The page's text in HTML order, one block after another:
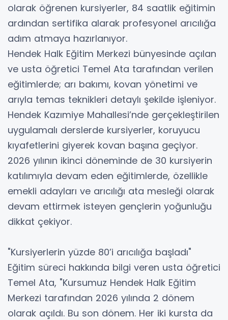
olarak öğrenen kursiyerler, 84 saatlik eğitimin
ardından sertifika alarak profesyonel arıcılığa
adım atmaya hazırlanıyor.
Hendek Halk Eğitim Merkezi bünyesinde açılan
ve usta öğretici Temel Ata tarafından verilen
eğitimlerde; arı bakımı, kovan yönetimi ve
arıyla temas teknikleri detaylı şekilde işleniyor.
Hendek Kazımiye Mahallesi’nde gerçekleştirilen
uygulamalı derslerde kursiyerler, koruyucu
kıyafetlerini giyerek kovan başına geçiyor.
2026 yılının ikinci döneminde de 30 kursiyerin
katılımıyla devam eden eğitimlerde, özellikle
emekli adayları ve arıcılığı ata mesleği olarak
devam ettirmek isteyen gençlerin yoğunluğu
dikkat çekiyor.
"Kursiyerlerin yüzde 80’i arıcılığa başladı"
Eğitim süreci hakkında bilgi veren usta öğretici
Temel Ata, "Kursumuz Hendek Halk Eğitim
Merkezi tarafından 2026 yılında 2 dönem
olarak açıldı. Bu son dönem. Her iki kursta da